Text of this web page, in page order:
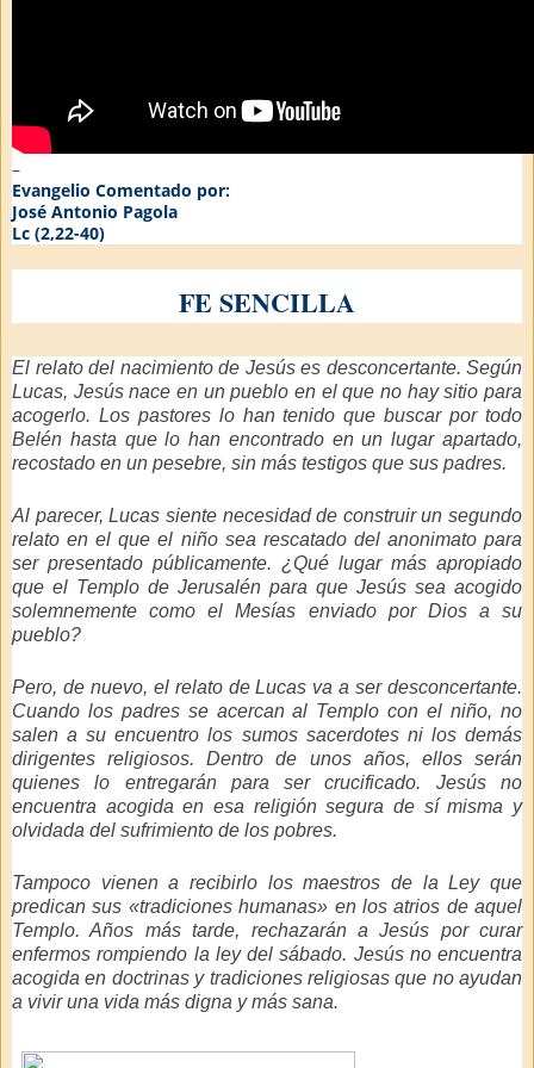
–
Evangelio Comentado por:
José Antonio Pagola
Lc (2,22-40)
FE SENCILLA
El relato del nacimiento de Jesús es desconcertante. Según
Lucas, Jesús nace en un pueblo en el que no hay sitio para
acogerlo. Los pastores lo han tenido que buscar por todo
Belén hasta que lo han encontrado en un lugar apartado,
recostado en un pesebre, sin más testigos que sus padres.
Al parecer, Lucas siente necesidad de construir un segundo
relato en el que el niño sea rescatado del anonimato para
ser presentado públicamente. ¿Qué lugar más apropiado
que el Templo de Jerusalén para que Jesús sea acogido
solemnemente como el Mesías enviado por Dios a su
pueblo?
Pero, de nuevo, el relato de Lucas va a ser desconcertante.
Cuando los padres se acercan al Templo con el niño, no
salen a su encuentro los sumos sacerdotes ni los demás
dirigentes religiosos. Dentro de unos años, ellos serán
quienes lo entregarán para ser crucificado. Jesús no
encuentra acogida en esa religión segura de sí misma y
olvidada del sufrimiento de los pobres.
Tampoco vienen a recibirlo los maestros de la Ley que
predican sus «tradiciones humanas» en los atrios de aquel
Templo. Años más tarde, rechazarán a Jesús por curar
enfermos rompiendo la ley del sábado. Jesús no encuentra
acogida en doctrinas y tradiciones religiosas que no ayudan
a vivir una vida más digna y más sana.